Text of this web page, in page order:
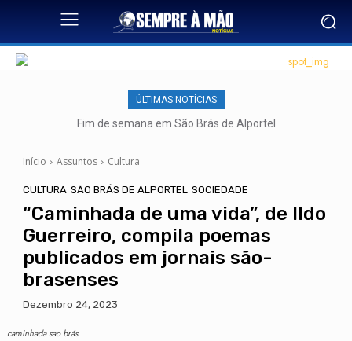
ÚLTIMAS NOTÍCIAS
Fim de semana em São Brás de Alportel
Início Assuntos Cultura
CULTURA SÃO BRÁS DE ALPORTEL SOCIEDADE
“Caminhada de uma vida”, de Ildo
Guerreiro, compila poemas
publicados em jornais são-
brasenses
Dezembro 24, 2023
caminhada sao brás